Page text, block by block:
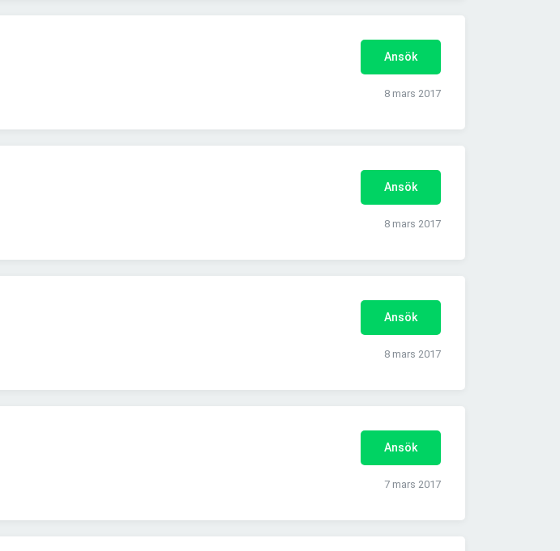
Ansök
8 mars 2017
Ansök
8 mars 2017
Ansök
8 mars 2017
Ansök
7 mars 2017